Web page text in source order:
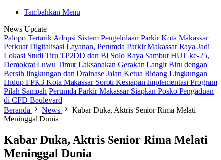
Tambahkan Menu
News Update
Palopo Tertarik Adopsi Sistem Pengelolaan Parkir Kota Makassar
Perkuat Digitalisasi Layanan, Perumda Parkir Makassar Raya Jadi
Lokasi Studi Tiru TP2DD dan BI Solo Raya Sambut HUT ke-25,
Demokrat Luwu Timur Laksanakan Gerakan Langit Biru dengan
Bersih lingkungan dan Drainase Jalan Ketua Bidang Lingkungan
Hidup FPK3 Kota Makassar Soroti Kesiapan Implementasi Program
Pilah Sampah Perumda Parkir Makassar Siapkan Posko Pengaduan
di CFD Boulevard
Beranda
News
Kabar Duka, Aktris Senior Rima Melati
Meninggal Dunia
Kabar Duka, Aktris Senior Rima Melati
Meninggal Dunia